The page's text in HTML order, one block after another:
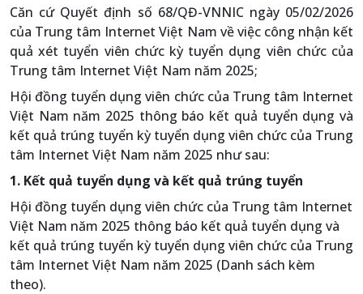
Căn cứ Quyết định số 68/QĐ-VNNIC ngày 05/02/2026
của Trung tâm Internet Việt Nam về việc công nhận kết
quả xét tuyển viên chức kỳ tuyển dụng viên chức của
Trung tâm Internet Việt Nam năm 2025;
Hội đồng tuyển dụng viên chức của Trung tâm Internet
Việt Nam năm 2025 thông báo kết quả tuyển dụng và
kết quả trúng tuyển kỳ tuyển dụng viên chức của Trung
tâm Internet Việt Nam năm 2025 như sau:
1. Kết quả tuyển dụng và kết quả trúng tuyển
Hội đồng tuyển dụng viên chức của Trung tâm Internet
Việt Nam năm 2025 thông báo kết quả tuyển dụng và
kết quả trúng tuyển kỳ tuyển dụng viên chức của Trung
tâm Internet Việt Nam năm 2025 (Danh sách kèm
theo).